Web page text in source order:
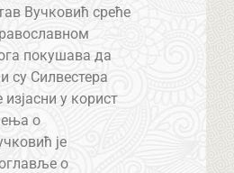
Вучковић среће
покушава да
су Силвестера
у корист
о
је
о